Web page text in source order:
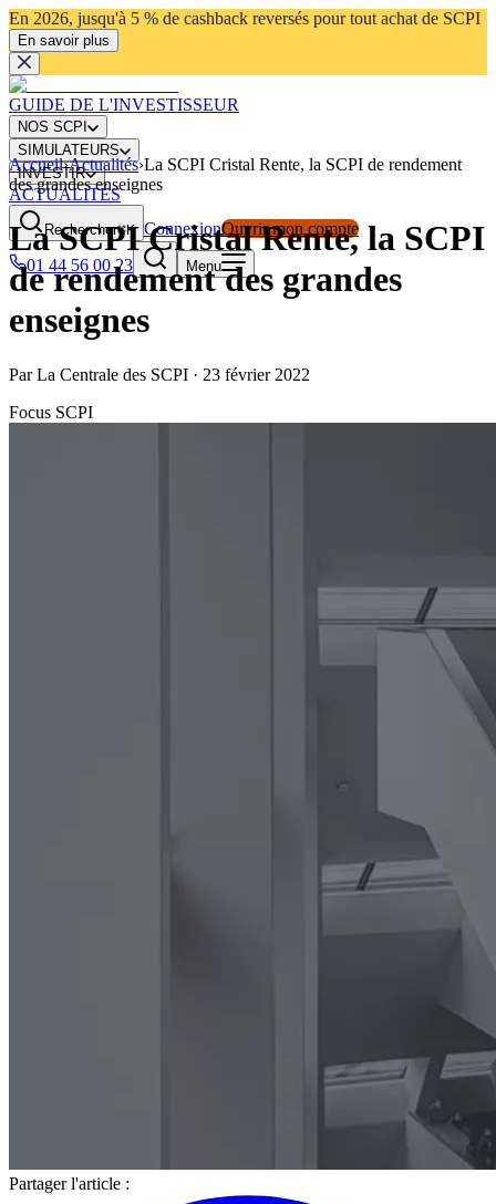
En 2026, jusqu'à 5 % de cashback reversés pour tout achat de SCPI
En savoir plus
GUIDE DE L'INVESTISSEUR
NOS SCPI
SIMULATEURS
INVESTIR
ACTUALITÉS
Rechercher⌘K ConnexionOuvrir mon compte
01 44 56 00 23
Menu
Accueil›Actualités›La SCPI Cristal Rente, la SCPI de rendement
des grandes enseignes
La SCPI Cristal Rente, la SCPI
de rendement des grandes
enseignes
Par La Centrale des SCPI · 23 février 2022
Focus SCPI
Partager l'article :